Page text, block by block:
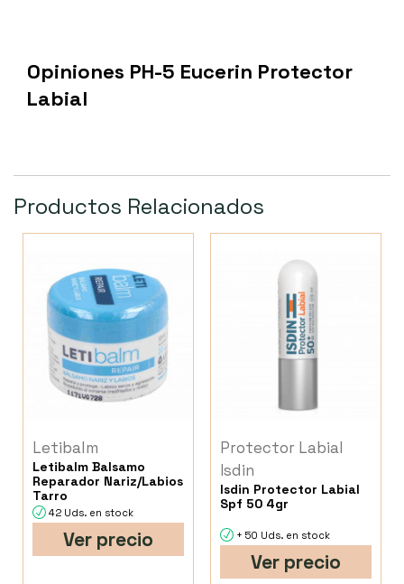
Opiniones PH-5 Eucerin Protector
Labial
Productos Relacionados
Letibalm
Letibalm Balsamo
Reparador Nariz/Labios
Tarro
42 Uds. en stock
Ver precio
Protector Labial
Isdin
Isdin Protector Labial
Spf 50 4gr
+ 50 Uds. en stock
Ver precio